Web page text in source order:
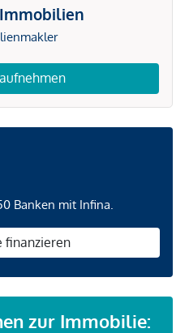
Banken mit Infina.
finanzieren
zur Immobilie: